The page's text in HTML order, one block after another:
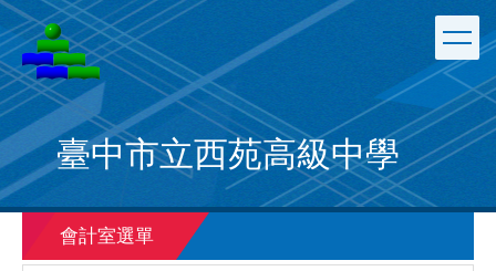
跳
到
主
要
內
容
區
臺中市立西苑高級中學
會計室選單